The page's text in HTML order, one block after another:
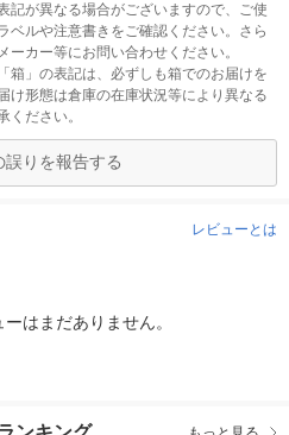
記が異なる場合がございますので、ご使
ベルや注意書きをご確認ください。さら
カー等にお問い合わせください。
箱」の表記は、必ずしも箱でのお届けを
け形態は倉庫の在庫状況等により異なる
ください。
誤りを報告する
レビューとは
はまだありません。